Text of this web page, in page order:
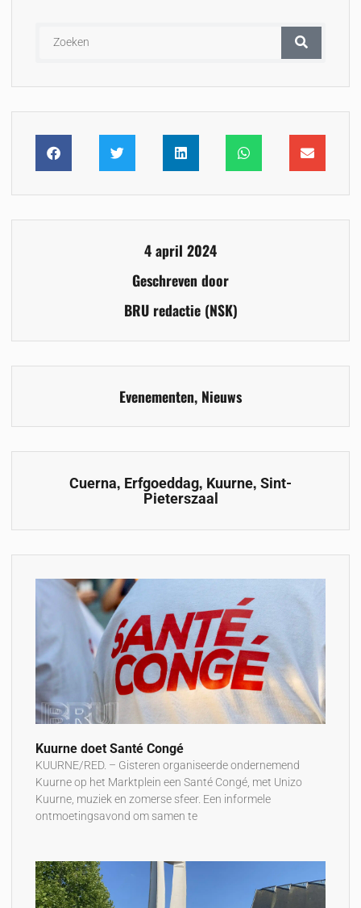
4 april 2024
Geschreven door
BRU redactie (NSK)
Evenementen, Nieuws
Cuerna, Erfgoeddag, Kuurne, Sint-
Pieterszaal
Kuurne doet Santé Congé
KUURNE/RED. – Gisteren organiseerde ondernemend
Kuurne op het Marktplein een Santé Congé, met Unizo
Kuurne, muziek en zomerse sfeer. Een informele
ontmoetingsavond om samen te